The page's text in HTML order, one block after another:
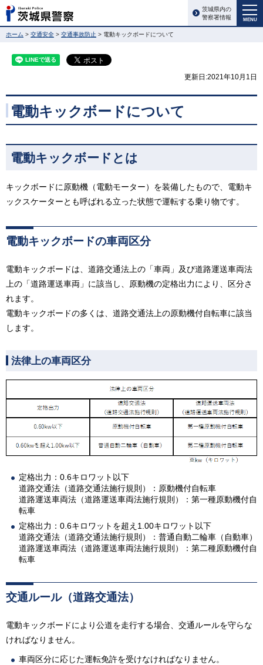
MENU
茨城県内の
警察署情報
ホーム > 交通安全 > 交通事故防止 > 電動キックボードについて
更新日:2021年10月1日
電動キックボードについて
電動キックボードとは
キックボードに原動機（電動モーター）を装備したもので、電動キ
ックスケーターとも呼ばれる立った状態で運転する乗り物です。
電動キックボードの車両区分
電動キックボードは、道路交通法上の「車両」及び道路運送車両法
上の「道路運送車両」に該当し、原動機の定格出力により、区分さ
れます。
電動キックボードの多くは、道路交通法上の原動機付自転車に該当
します。
法律上の車両区分
定格出力：0.6キロワット以下
道路交通法（道路交通法施行規則）：原動機付自転車
道路運送車両法（道路運送車両法施行規則）：第一種原動機付自
転車
定格出力：0.6キロワットを超え1.00キロワット以下
道路交通法（道路交通法施行規則）：普通自動二輪車（自動車）
道路運送車両法（道路運送車両法施行規則）：第二種原動機付自
転車
交通ルール（道路交通法）
電動キックボードにより公道を走行する場合、交通ルールを守らな
ければなりません。
車両区分に応じた運転免許を受けなければなりません。